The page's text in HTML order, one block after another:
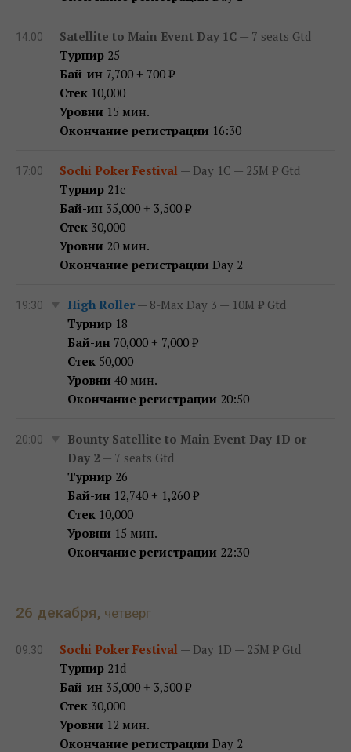
14:00 Satellite to Main Event Day 1C — 7 seats Gtd
Турнир 25
Бай-ин 7,700 + 700 ₽
Стек 10,000
Уровни 15 мин.
Окончание регистрации 16:30
17:00 Sochi Poker Festival — Day 1C — 25M ₽ Gtd
Турнир 21c
Бай-ин 35,000 + 3,500 ₽
Стек 30,000
Уровни 20 мин.
Окончание регистрации Day 2
19:30 High Roller — 8-Max Day 3 — 10M ₽ Gtd
Турнир 18
Бай-ин 70,000 + 7,000 ₽
Стек 50,000
Уровни 40 мин.
Окончание регистрации 20:50
20:00
Bounty Satellite to Main Event Day 1D or
Day 2 — 7 seats Gtd
Турнир 26
Бай-ин 12,740 + 1,260 ₽
Стек 10,000
Уровни 15 мин.
Окончание регистрации 22:30
26 декабря, четверг
09:30 Sochi Poker Festival — Day 1D — 25M ₽ Gtd
Турнир 21d
Бай-ин 35,000 + 3,500 ₽
Стек 30,000
Уровни 12 мин.
Окончание регистрации Day 2